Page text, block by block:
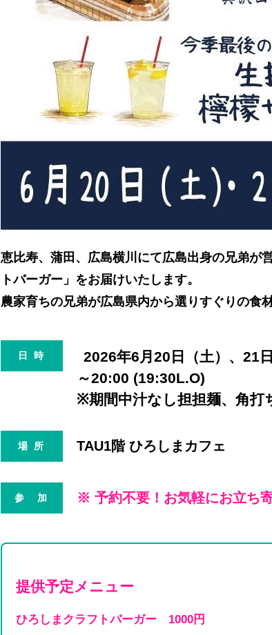
恵比寿、蒲田、広島横川にて広島出身の兄弟が
トバーガー」をお届けいたします。
農家育ちの兄弟が広島県内から選りすぐりの食
日 時 2026年6月20日（土）、21日
～20:00 (19:30L.O)
※期間中汁なし担担麺、角
場 所 TAU1階 ひろしまカフェ
参 加 ※ 予約不要！お気軽にお立ち
提供予定メニュー
ひろしまクラフトバーガー 1000円